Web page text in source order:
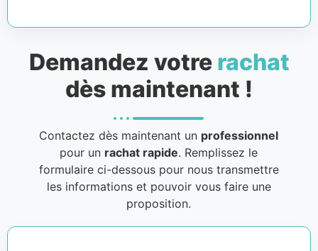
Demandez votre rachat
dès maintenant !
Contactez dès maintenant un professionnel
pour un rachat rapide. Remplissez le
formulaire ci-dessous pour nous transmettre
les informations et pouvoir vous faire une
proposition.